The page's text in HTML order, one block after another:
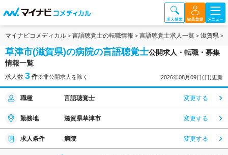
マイナビコメディカル 言語聴覚士の転職情報 言語聴覚士求人一覧 滋賀県
草津市(滋賀県)の病院の言語聴覚士公開求人・転職・募集
情報一覧
求人数 3 件※非公開求人を除く 2026年08月09日(日)更新
職種 言語聴覚士 変更する
勤務地 滋賀県草津市 変更する
求人条件 病院 変更する